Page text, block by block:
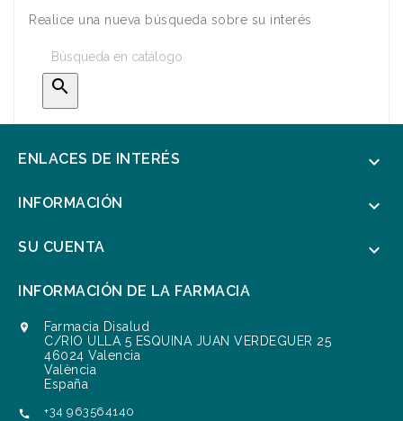
Realice una nueva búsqueda sobre su interés

ENLACES DE INTERÉS 
INFORMACIÓN 
SU CUENTA 
INFORMACIÓN DE LA FARMACIA

Farmacia Disalud
C/RIO ULLA 5 ESQUINA JUAN VERDEGUER 25
46024 Valencia
València
España
 +34 963564140